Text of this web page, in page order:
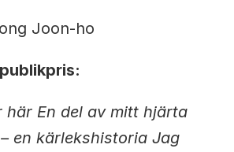
Joon-ho
En del av mitt hjärta
en kärlekshistoria Jag